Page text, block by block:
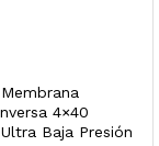
4×40
Baja Presión